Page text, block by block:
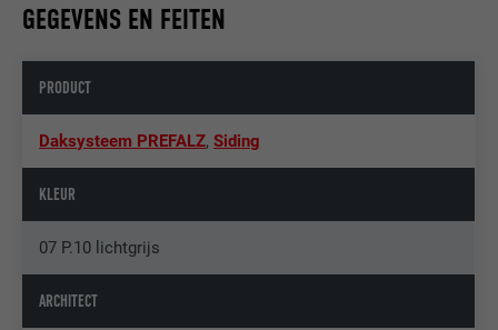
GEGEVENS EN FEITEN
PRODUCT
Daksysteem PREFALZ,Siding
KLEUR
07 P.10 lichtgrijs
ARCHITECT